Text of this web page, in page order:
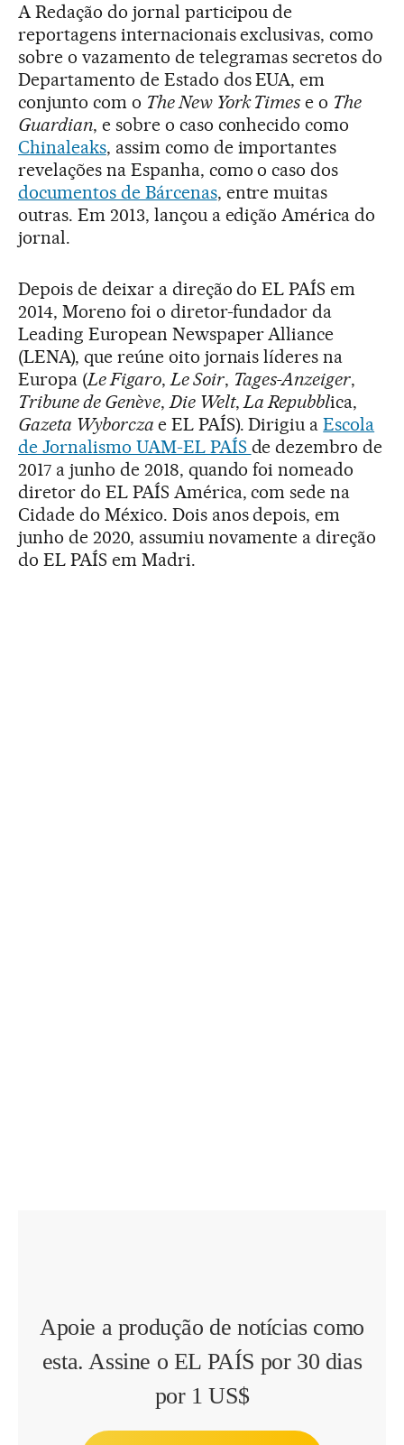
A Redação do jornal participou de
reportagens internacionais exclusivas, como
sobre o vazamento de telegramas secretos do
Departamento de Estado dos EUA, em
conjunto com o The New York Times e o The
Guardian, e sobre o caso conhecido como
Chinaleaks, assim como de importantes
revelações na Espanha, como o caso dos
documentos de Bárcenas, entre muitas
outras. Em 2013, lançou a edição América do
jornal.
Depois de deixar a direção do EL PAÍS em
2014, Moreno foi o diretor-fundador da
Leading European Newspaper Alliance
(LENA), que reúne oito jornais líderes na
Europa (Le Figaro,Le Soir, Tages-Anzeiger,
Tribune de Genève,Die Welt,La Repubblica,
Gazeta Wyborcza e EL PAÍS). Dirigiu aEscola
de Jornalismo UAM-EL PAÍS de dezembro de
2017 a junho de 2018, quando foi nomeado
diretor do EL PAÍS América, com sede na
Cidade do México. Dois anos depois, em
junho de 2020, assumiu novamente a direção
do EL PAÍS em Madri.
Apoie a produção de notícias como
esta. Assine o EL PAÍS por 30 dias
por 1 US$